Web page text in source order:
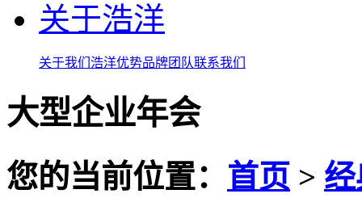
关于浩洋
关于我们 浩洋优势品牌团队联系我们
大型企业年会
您的当前位置： 首页 >